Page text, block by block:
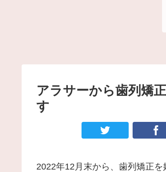
アラサーから歯列矯
す
2022年12月末から、歯列矯正を